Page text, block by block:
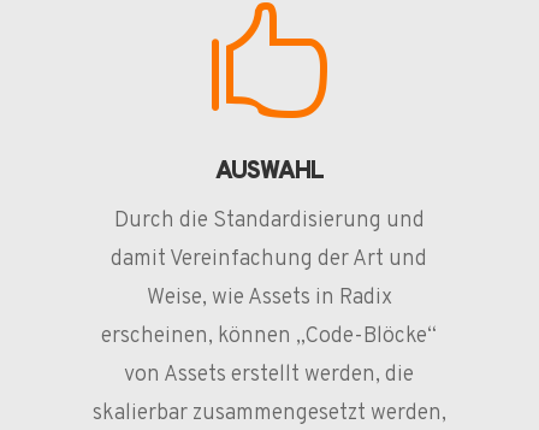

AUSWAHL
Durch die Standardisierung und
damit Vereinfachung der Art und
Weise, wie Assets in Radix
erscheinen, können „Code-Blöcke“
von Assets erstellt werden, die
skalierbar zusammengesetzt werden,